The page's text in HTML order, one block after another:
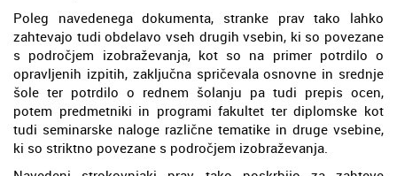
Poleg navedenega dokumenta, stranke prav tako lahko
zahtevajo tudi obdelavo vseh drugih vsebin, ki so povezane
s področjem izobraževanja, kot so na primer potrdilo o
opravljenih izpitih, zaključna spričevala osnovne in srednje
šole ter potrdilo o rednem šolanju pa tudi prepis ocen,
potem predmetniki in programi fakultet ter diplomske kot
tudi seminarske naloge različne tematike in druge vsebine,
ki so striktno povezane s področjem izobraževanja.